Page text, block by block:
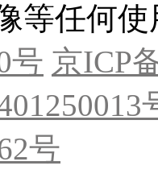
等任何使
号 京ICP
号